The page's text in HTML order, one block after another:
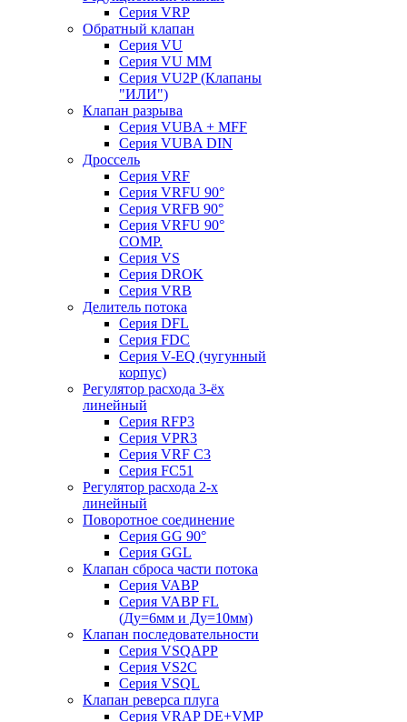
Серия VRP
Обратный клапан
Серия VU
Серия VU MM
Серия VU2P (Клапаны
"ИЛИ")
Клапан разрыва
Серия VUBA + MFF
Серия VUBA DIN
Дроссель
Серия VRF
Серия VRFU 90°
Серия VRFB 90°
Серия VRFU 90°
COMP.
Серия VS
Серия DROK
Серия VRB
Делитель потока
Серия DFL
Серия FDC
Серия V-EQ (чугунный
корпус)
Регулятор расхода 3-ёх
линейный
Серия RFP3
Серия VPR3
Серия VRF C3
Серия FC51
Регулятор расхода 2-х
линейный
Поворотное соединение
Серия GG 90°
Серия GGL
Клапан сброса части потока
Серия VABP
Серия VABP FL
(Ду=6мм и Ду=10мм)
Клапан последовательности
Серия VSQAPP
Серия VS2C
Серия VSQL
Клапан реверса плуга
Серия VRAP DE+VMP